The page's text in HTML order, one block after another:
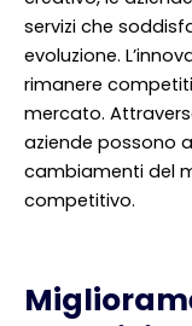
servizi che
evoluzione.
rimanere
mercato.
aziende possono
cambiamenti del
competitivo.